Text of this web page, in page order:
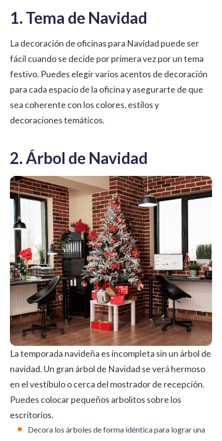
1. Tema de Navidad
La decoración de oficinas para Navidad puede ser
fácil cuando se decide por primera vez por un tema
festivo. Puedes elegir varios acentos de decoración
para cada espacio de la oficina y asegurarte de que
sea coherente con los colores, estilos y
decoraciones temáticos.
2. Árbol de Navidad
La temporada navideña es incompleta sin un árbol de
navidad. Un gran árbol de Navidad se verá hermoso
en el vestíbulo o cerca del mostrador de recepción.
Puedes colocar pequeños arbolitos sobre los
escritorios.
Decora los árboles de forma idéntica para lograr una